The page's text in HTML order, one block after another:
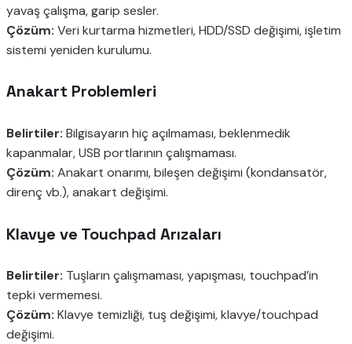
yavaş çalışma, garip sesler.
Çözüm: Veri kurtarma hizmetleri, HDD/SSD değişimi, işletim
sistemi yeniden kurulumu.
Anakart Problemleri
Belirtiler: Bilgisayarın hiç açılmaması, beklenmedik
kapanmalar, USB portlarının çalışmaması.
Çözüm: Anakart onarımı, bileşen değişimi (kondansatör,
direnç vb.), anakart değişimi.
Klavye ve Touchpad Arızaları
Belirtiler: Tuşların çalışmaması, yapışması, touchpad’in
tepki vermemesi.
Çözüm: Klavye temizliği, tuş değişimi, klavye/touchpad
değişimi.